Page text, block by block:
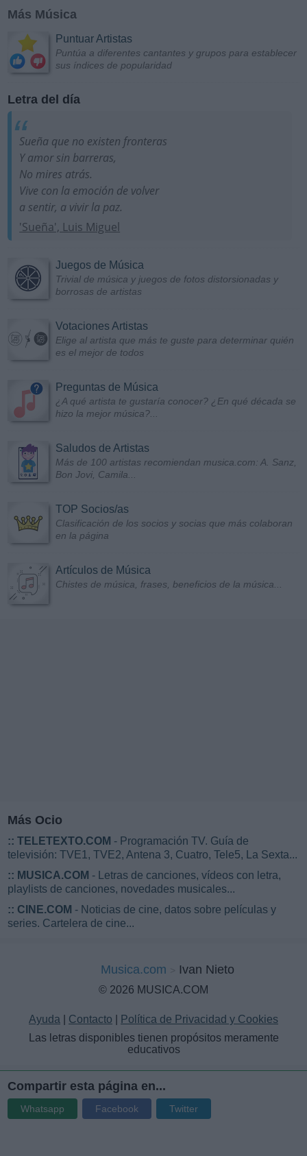
Más Música
Puntuar Artistas
Puntúa a diferentes cantantes y grupos para establecer
sus índices de popularidad
Letra del día
Sueña que no existen fronteras
Y amor sin barreras,
No mires atrás.
Vive con la emoción de volver
a sentir, a vivir la paz.
'Sueña', Luis Miguel
Juegos de Música
Trivial de música y juegos de fotos distorsionadas y
borrosas de artistas
Votaciones Artistas
Elige al artista que más te guste para determinar quién
es el mejor de todos
Preguntas de Música
¿A qué artista te gustaría conocer? ¿En qué década se
hizo la mejor música?...
Saludos de Artistas
Más de 100 artistas recomiendan musica.com: A. Sanz,
Bon Jovi, Camila...
TOP Socios/as
Clasificación de los socios y socias que más colaboran
en la página
Artículos de Música
Chistes de música, frases, beneficios de la música...
Más Ocio
:: TELETEXTO.COM - Programación TV. Guía de
televisión: TVE1, TVE2, Antena 3, Cuatro, Tele5, La Sexta...
:: MUSICA.COM - Letras de canciones, vídeos con letra,
playlists de canciones, novedades musicales...
:: CINE.COM - Noticias de cine, datos sobre películas y
series. Cartelera de cine...
Musica.com Ivan Nieto
© 2026 MUSICA.COM
Ayuda Contacto
Política de Privacidad y Cookies
Las letras disponibles tienen propósitos meramente
educativos
Compartir esta página en...
Whatsapp Facebook Twitter